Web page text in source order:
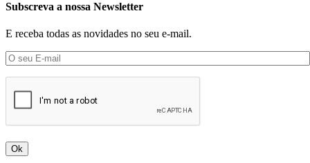
Subscreva a nossa Newsletter
E receba todas as novidades no seu e-mail.
Ok